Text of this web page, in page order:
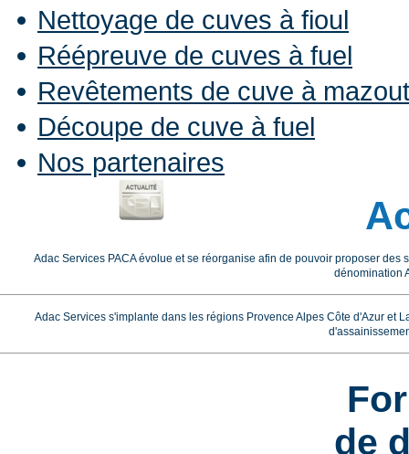
Nettoyage de cuves à fioul
Réépreuve de cuves à fuel
Revêtements de cuve à mazout
Découpe de cuve à fuel
Nos partenaires
Adac Services PACA évolue et se réorganise afin de pouvoir proposer
dénomination
Adac Services s'implante dans les régions Provence Alpes Côte d'Azur et
de